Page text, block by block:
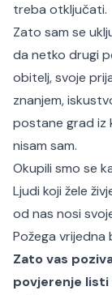
treba otključati.
Zato sam se
da netko drugi
obitelj, svoje
znanjem,
postane grad iz
nisam sam.
Okupili smo se
Ljudi koji žele
od nas nosi
Požega vrijedna
Zato vas
povjerenje listi